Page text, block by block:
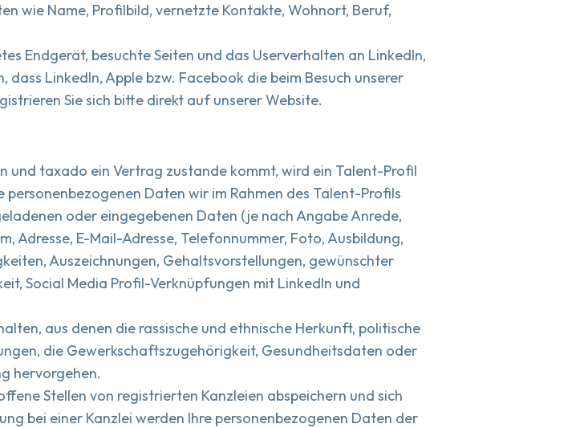
wie Name, Profilbild, vernetzte Kontakte, Wohnort, Beruf,
Endgerät, besuchte Seiten und das Userverhalten an LinkedIn,
LinkedIn, Apple bzw. Facebook die beim Besuch unserer
Sie sich bitte direkt auf unserer Website.
und taxado ein Vertrag zustande kommt, wird ein Talent-Profil
Daten wir im Rahmen des Talent-Profils
oder eingegebenen Daten (je nach Angabe Anrede,
Adresse, E-Mail-Adresse, Telefonnummer, Foto, Ausbildung,
Auszeichnungen, Gehaltsvorstellungen, gewünschter
Social Media Profil-Verknüpfungen mit LinkedIn und
aus denen die rassische und ethnische Herkunft, politische
die Gewerkschaftszugehörigkeit, Gesundheitsdaten oder
hervorgehen.
Stellen von registrierten Kanzleien abspeichern und sich
bei einer Kanzlei werden Ihre personenbezogenen Daten der